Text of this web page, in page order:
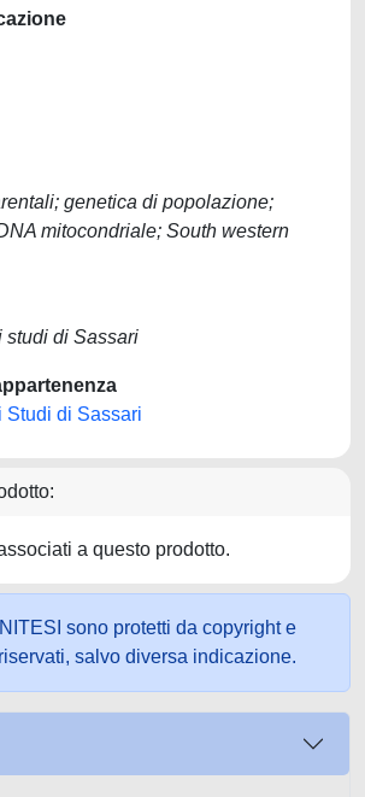
genetica di popolazione;
mitocondriale; South western
studi di Sassari
Studi di Sassari
a questo prodotto.
sono protetti da copyright e
salvo diversa indicazione.